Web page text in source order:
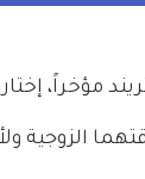
إختار